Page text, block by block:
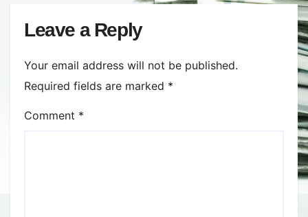
Leave a Reply
Your email address will not be published.
Required fields are marked *
Comment *